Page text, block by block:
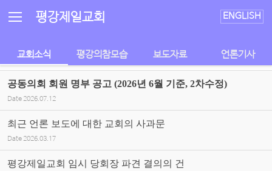
평강제일교회 ENGLISH
교회소식 평강의참모습 보도자료 언론기사
공동의회 회원 명부 공고 (2026년 6월 기준, 2차수정)
Date 2026.07.12
최근 언론 보도에 대한 교회의 사과문
Date 2026.03.17
평강제일교회 임시 당회장 파견 결의의 건